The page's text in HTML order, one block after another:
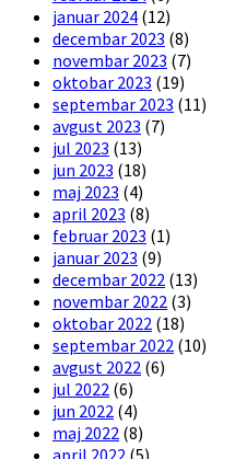
januar 2024 (12)
decembar 2023 (8)
novembar 2023 (7)
oktobar 2023 (19)
septembar 2023 (11)
avgust 2023 (7)
jul 2023 (13)
jun 2023 (18)
maj 2023 (4)
april 2023 (8)
februar 2023 (1)
januar 2023 (9)
decembar 2022 (13)
novembar 2022 (3)
oktobar 2022 (18)
septembar 2022 (10)
avgust 2022 (6)
jul 2022 (6)
jun 2022 (4)
maj 2022 (8)